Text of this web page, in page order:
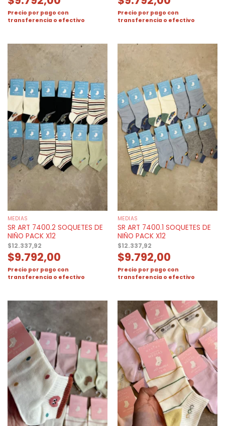
Precio por pago con
transferencia o efectivo
Precio por pago con
transferencia o efectivo
MEDIAS
SR ART 7400.2 SOQUETES DE
NIÑO PACK X12
$12.337,92
$9.792,00
Precio por pago con
transferencia o efectivo
MEDIAS
SR ART 7400.1 SOQUETES DE
NIÑO PACK X12
$12.337,92
$9.792,00
Precio por pago con
transferencia o efectivo